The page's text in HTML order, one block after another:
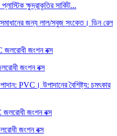
ক্ষুদ্রাকৃতির সার্কিট...
জন্য লাল/সবুজ সংকেত। ডিন রেল
জংশন বক্স
PVC। উপাদানের বৈশিষ্ট্য: চমৎকার
জংশন বক্স